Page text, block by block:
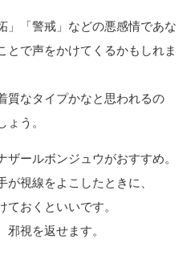
」「警戒」などの悪感情であな
とで声をかけてくるかもしれま
質なタイプかなと思われるの
ょう。
ザールボンジュウがおすすめ。
が視線をよこしたときに、
ておくといいです。
邪視を返せます。